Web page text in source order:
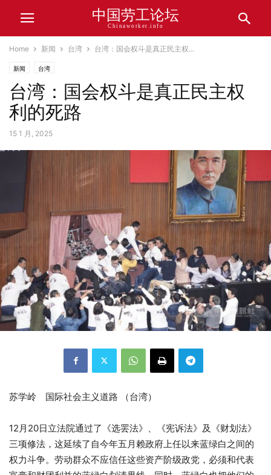
中国劳工论坛
Chinaworker.info
Home 新闻 台湾 台湾：国会权斗是真正民主权...
新闻 台湾
台湾：国会权斗是真正民主权
利的死路
15 1 月, 2025
苏学岭 国际社会主义道路 （台湾）
12月20日立法院通过了《选罢法》、《宪诉法》及《财划法》
三项修法，这延续了自今年五月赖政府上任以来蓝绿白之间的
权力斗争。劳动群众不应信任这些资产阶级政党，必须和代表